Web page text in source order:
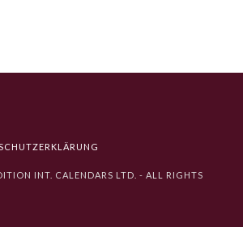
INT. CALENDARS LTD. - ALL RIGHTS